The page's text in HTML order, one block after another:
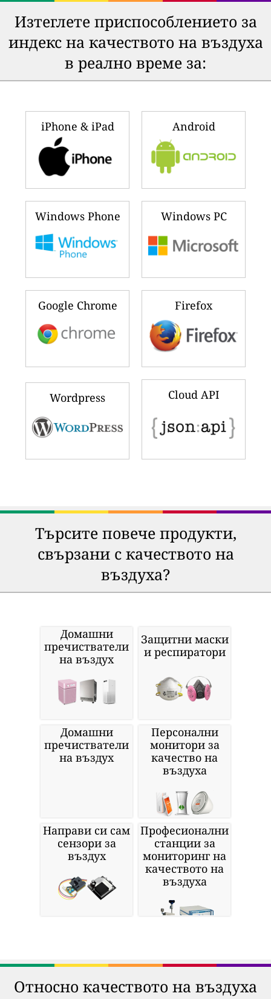
Изтеглете приспособлението за
индекс на качеството на въздуха
в реално време за:
iPhone & iPad Android
Windows Phone Windows PC
Google Chrome Firefox
Wordpress Cloud API
Търсите повече продукти,
свързани с качеството на
въздуха?
Домашни
пречистватели
на въздух
Защитни маски
и респиратори
Домашни
пречистватели
на въздух
Персонални
монитори за
качество на
въздуха
Направи си сам
сензори за
въздух
Професионални
станции за
мониторинг на
качеството на
въздуха
Относно качеството на въздуха